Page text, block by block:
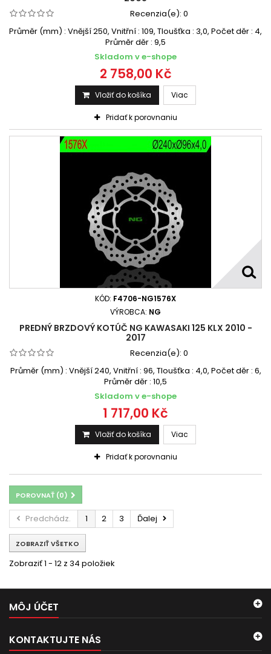
Recenzia(e): 0
Průměr (mm) : Vnější 250, Vnitřní : 109, Tloušťka : 3,0, Počet děr : 4,
Průměr děr : 9,5
Skladom v e-shope
2 758,00 Kč
Vložiť do košíka Viac
Pridať k porovnaniu
KÓD: F4706-NG1576X
VÝROBCA: NG
PREDNÝ BRZDOVÝ KOTÚČ NG KAWASAKI 125 KLX 2010 -
2017
Recenzia(e): 0
Průměr (mm) : Vnější 240, Vnitřní : 96, Tloušťka : 4,0, Počet děr : 6,
Průměr děr : 10,5
Skladom v e-shope
1 717,00 Kč
Vložiť do košíka Viac
Pridať k porovnaniu
POROVNAŤ (0)
Predchádz. 1 2 3 Ďalej
ZOBRAZIŤ VŠETKO
Zobraziť 1 - 12 z 34 položiek
MÔJ ÚČET
KONTAKTUJTE NÁS